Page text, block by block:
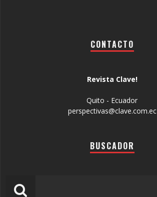
CONTACTO
Revista Clave!
Quito - Ecuador
perspectivas@clave.com.ec
BUSCADOR